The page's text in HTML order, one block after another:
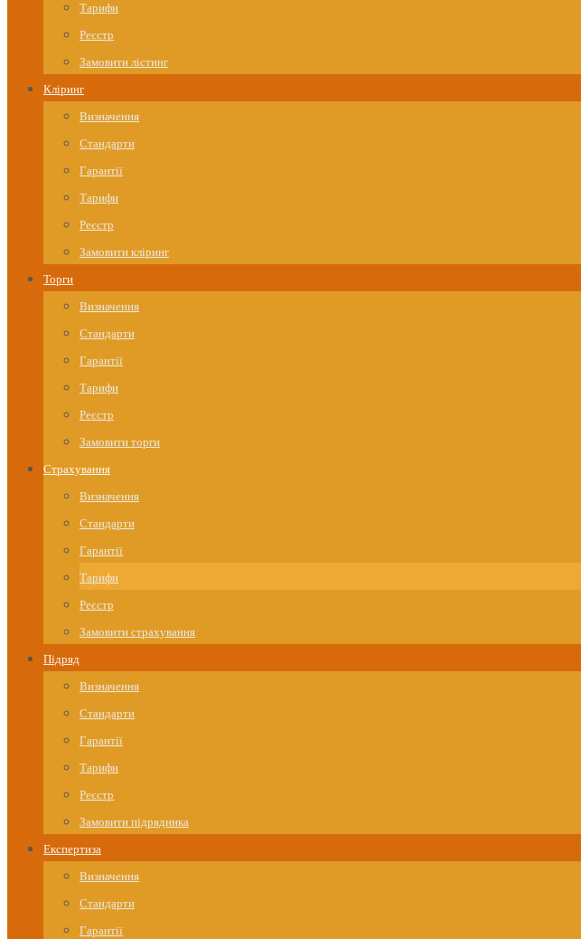
Тарифи
Реєстр
Замовити лістинг
Кліринг
Визначення
Стандарти
Гарантії
Тарифи
Реєстр
Замовити кліринг
Торги
Визначення
Стандарти
Гарантії
Тарифи
Реєстр
Замовити торги
Страхування
Визначення
Стандарти
Гарантії
Тарифи
Реєстр
Замовити страхування
Підряд
Визначення
Стандарти
Гарантії
Тарифи
Реєстр
Замовити підрядника
Експертиза
Визначення
Стандарти
Гарантії